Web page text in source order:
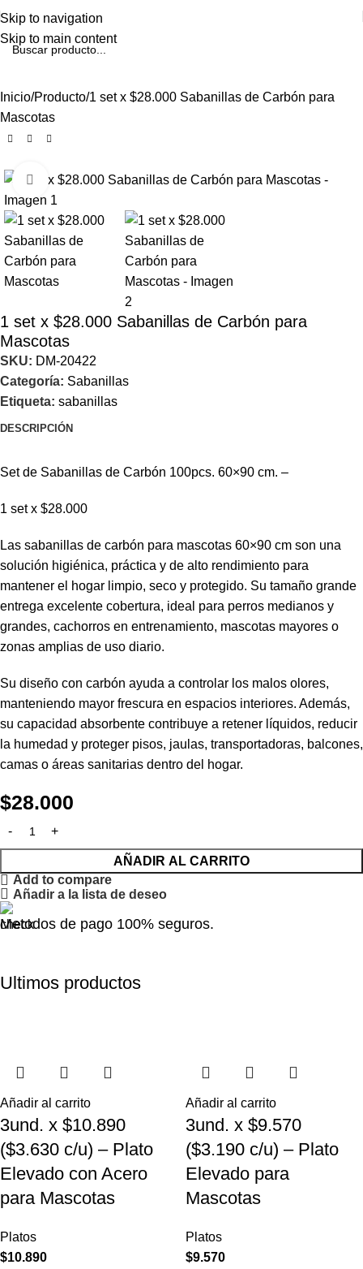
Skip to navigation
Skip to main content
Inicio Producto 1 set x $28.000 Sabanillas de Carbón para
Mascotas
Click to enlarge
1 set x $28.000 Sabanillas de Carbón para
Mascotas
SKU: DM-20422
Categoría: Sabanillas
Etiqueta: sabanillas
DESCRIPCIÓN
Set de Sabanillas de Carbón 100pcs. 60×90 cm. –
1 set x $28.000
Las sabanillas de carbón para mascotas 60×90 cm son una
solución higiénica, práctica y de alto rendimiento para
mantener el hogar limpio, seco y protegido. Su tamaño grande
entrega excelente cobertura, ideal para perros medianos y
grandes, cachorros en entrenamiento, mascotas mayores o
zonas amplias de uso diario.
Su diseño con carbón ayuda a controlar los malos olores,
manteniendo mayor frescura en espacios interiores. Además,
su capacidad absorbente contribuye a retener líquidos, reducir
la humedad y proteger pisos, jaulas, transportadoras, balcones,
camas o áreas sanitarias dentro del hogar.
$28.000
AÑADIR AL CARRITO
Add to compare
Añadir a la lista de deseo
Metodos de pago 100% seguros.
Ultimos productos
Añadir al carrito
3und. x $10.890
($3.630 c/u) – Plato
Elevado con Acero
para Mascotas
Platos
$10.890
Añadir al carrito
3und. x $9.570
($3.190 c/u) – Plato
Elevado para
Mascotas
Platos
$9.570